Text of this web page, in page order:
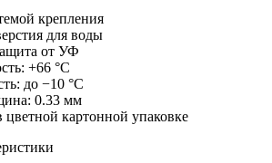
крепления
для воды
от УФ
+66 °C
до −10 °C
0.33 мм
цветной картонной упаковке